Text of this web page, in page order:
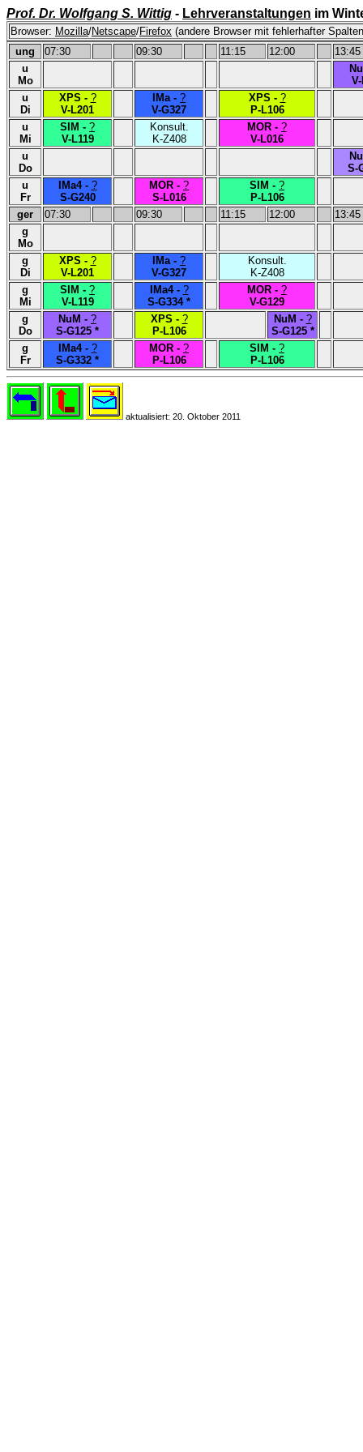
Prof. Dr. Wolfgang S. Wittig - Lehrveranstaltungen im
Browser: Mozilla/Netscape/Firefox (andere Browser mit fehlerhafter
ung
07:30 09:30 11:15 12:00
13:45
u
Mo
u
Di
XPS - ?
V-L201
IMa - ?
V-G327
XPS - ?
P-L106
u
Mi
SIM - ?
V-L119
Konsult.
K-Z408
MOR - ?
V-L016
u
Do
S-
u
Fr
IMa4 - ?
S-G240
MOR - ?
S-L016
SIM - ?
P-L106
ger
07:30 09:30 11:15 12:00
13:45
g
Mo
g
Di
XPS - ?
V-L201
IMa - ?
V-G327
Konsult.
K-Z408
g
Mi
SIM - ?
V-L119
IMa4 - ?
S-G334 *
MOR - ?
V-G129
g
Do
NuM - ?
S-G125 *
XPS - ?
P-L106
NuM - ?
S-G125 *
g
Fr
IMa4 - ?
S-G332 *
MOR - ?
P-L106
SIM - ?
P-L106
aktualisiert: 20. Oktober 2011